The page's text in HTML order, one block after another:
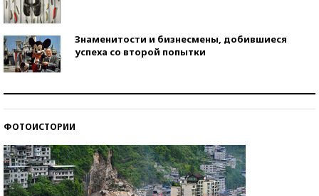
Знаменитости и бизнесмены, добившиеся
успеха со второй попытки
ФОТОИСТОРИИ